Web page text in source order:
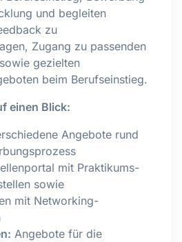
und begleiten
zu
Zugang zu passenden
gezielten
beim Berufseinstieg.
einen Blick:
Angebote rund
mit Praktikums-
sowie
mit Networking-
Angebote für die